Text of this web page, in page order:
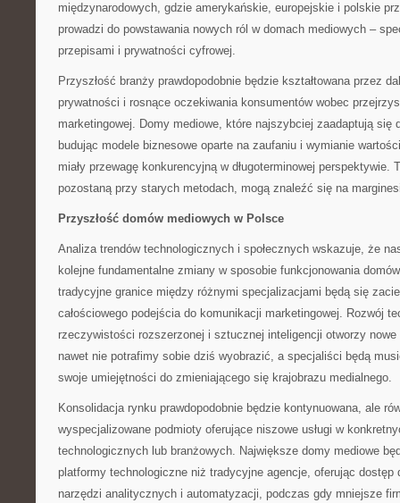
międzynarodowych, gdzie amerykańskie, europejskie i polskie
prowadzi do powstawania nowych ról w domach mediowych –
przepisami i prywatności cyfrowej.
Przyszłość branży prawdopodobnie będzie kształtowana przez
prywatności i rosnące oczekiwania konsumentów wobec
marketingowej. Domy mediowe, które najszybciej zaadaptują się
budując modele biznesowe oparte na zaufaniu i wymianie
miały przewagę konkurencyjną w długoterminowej perspektywie.
pozostaną przy starych metodach, mogą znaleźć się na
Przyszłość domów mediowych w Polsce
Analiza trendów technologicznych i społecznych wskazuje, że
kolejne fundamentalne zmiany w sposobie funkcjonowania
tradycyjne granice między różnymi specjalizacjami będą się
całościowego podejścia do komunikacji marketingowej. Rozwój
rzeczywistości rozszerzonej i sztucznej inteligencji otworzy
nawet nie potrafimy sobie dziś wyobrazić, a specjaliści będą
swoje umiejętności do zmieniającego się krajobrazu medialnego.
Konsolidacja rynku prawdopodobnie będzie kontynuowana, ale
wyspecjalizowane podmioty oferujące niszowe usługi w
technologicznych lub branżowych. Największe domy mediowe
platformy technologiczne niż tradycyjne agencje, oferując dostęp
narzędzi analitycznych i automatyzacji, podczas gdy mniejsze